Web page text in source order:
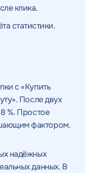
клика.
статистики.
с «Купить
После двух
%. Простое
фактором.
надёжных
данных. В